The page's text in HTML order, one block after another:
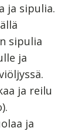
ja sipulia.
sipulia
ja
ja reilu
ja